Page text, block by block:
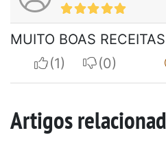
MUITO BOAS RECEITAS
I apreciateI do not
Artigos